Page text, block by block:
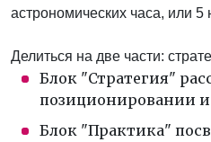
астрономических часа, или 5
Делиться на две части:
Блок "Стратегия"
позиционировании и
Блок "Практика"